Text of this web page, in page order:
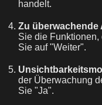
handelt.
Zu überwachende
Sie die
Sie auf "Weiter".
der Überwachung
Sie "Ja".